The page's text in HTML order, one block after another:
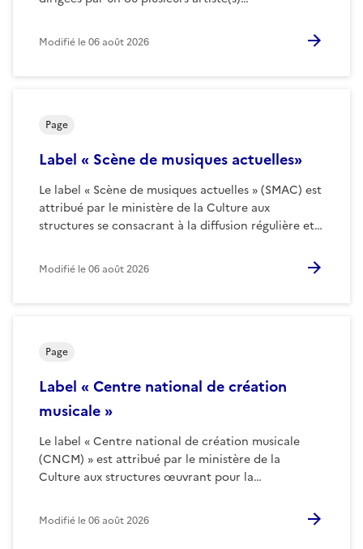
Modifié le06 août 2026
Label « Scène de musiques actuelles»
Le label « Scène de musiques actuelles » (SMAC) est
attribué par le ministère de la Culture aux
structures se consacrant à la diffusion régulière et…
Page
Modifié le06 août 2026
Label « Centre national de création
musicale »
Le label « Centre national de création musicale
(CNCM) » est attribué par le ministère de la
Culture aux structures œuvrant pour la…
Page
Modifié le06 août 2026